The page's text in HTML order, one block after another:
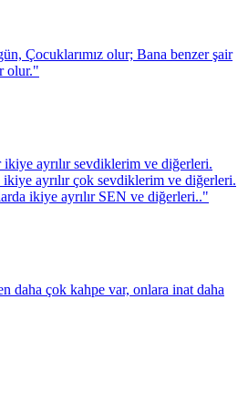
Çocuklarımız olur; Bana benzer şair
olur."
ayrılır sevdiklerim ve diğerleri.
ayrılır çok sevdiklerim ve diğerleri.
ikiye ayrılır SEN ve diğerleri.."
daha çok kahpe var, onlara inat daha